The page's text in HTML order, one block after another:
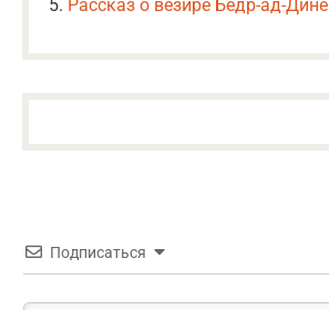
Рассказ о везире Бедр-ад-Дине
Подписаться